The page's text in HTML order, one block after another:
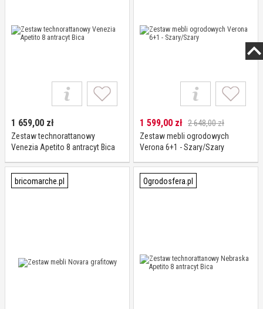
1 659,00 zł
Zestaw technorattanowy
Venezia Apetito 8 antracyt Bica
1 599,00 zł 2 648,00 zł
Zestaw mebli ogrodowych
Verona 6+1 - Szary/Szary
bricomarche.pl Ogrodosfera.pl